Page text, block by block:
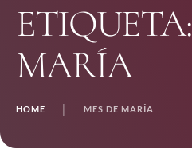
ETIQUETA:
MARÍA
HOME MES DE MARÍA